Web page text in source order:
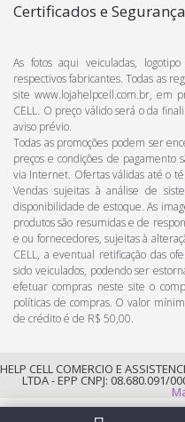
Certificados e Segurança
As fotos aqui veiculadas,
respectivos fabricantes. Todas as
site www.lojahelpcell.com.br, em
CELL. O preço válido será o da
aviso prévio.
Todas as promoções podem ser
preços e condições de pagamento
via Internet. Ofertas válidas até o
Vendas sujeitas à análise de
disponibilidade de estoque. As
produtos são resumidas e de
e ou fornecedores, sujeitas à
CELL, a eventual retificação das
sido veiculados, podendo ser
efetuar compras neste site o
políticas de compras. O valor
de crédito é de R$ 50,00.
HELP CELL COMERCIO E
LTDA - EPP CNPJ: